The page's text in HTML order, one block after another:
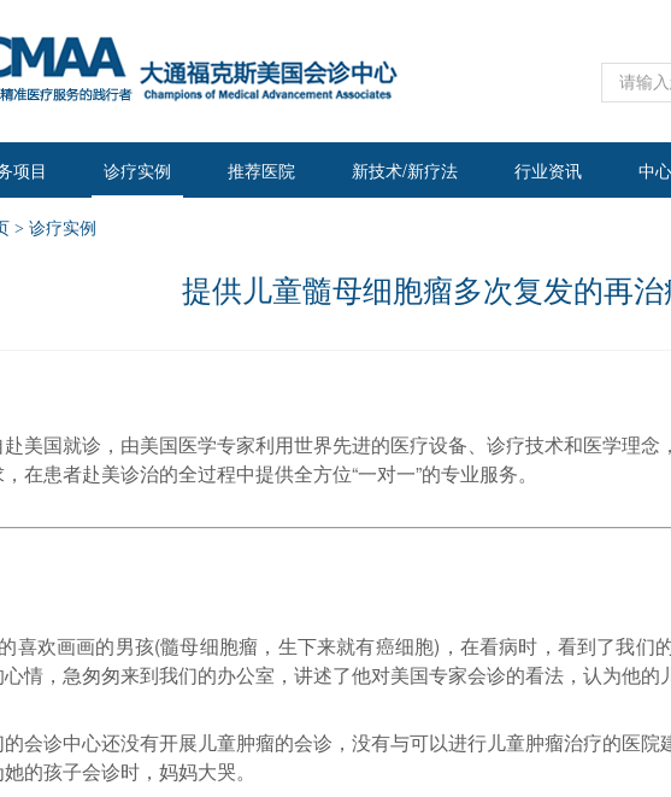
项目 诊疗实例 推荐医院 新技术/新疗法 行业资讯 中
> 诊疗实例
提供儿童髓母细胞瘤多次复发的再
美国就诊，由美国医学专家利用世界先进的医疗设备、诊疗技术和医学理
在患者赴美诊治的全过程中提供全方位“一对一”的专业服务。
喜欢画画的男孩(髓母细胞瘤，生下来就有癌细胞)，在看病时，看到了我们
情，急匆匆来到我们的办公室，讲述了他对美国专家会诊的看法，认为他的
会诊中心还没有开展儿童肿瘤的会诊，没有与可以进行儿童肿瘤治疗的医
的孩子会诊时，妈妈大哭。